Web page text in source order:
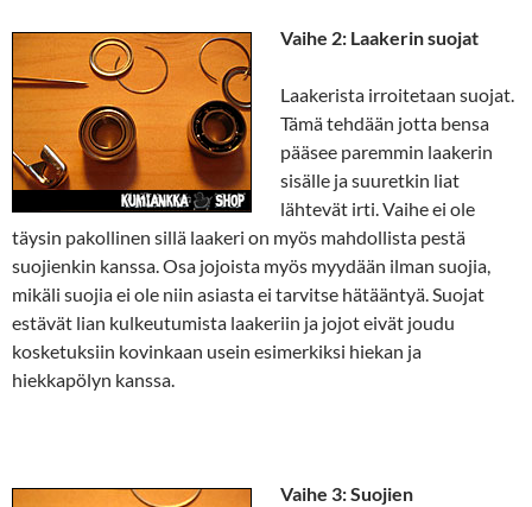
Vaihe 2: Laakerin suojat
Laakerista irroitetaan suojat.
Tämä tehdään jotta bensa
pääsee paremmin laakerin
sisälle ja suuretkin liat
lähtevät irti. Vaihe ei ole
täysin pakollinen sillä laakeri on myös mahdollista pestä
suojienkin kanssa. Osa jojoista myös myydään ilman suojia,
mikäli suojia ei ole niin asiasta ei tarvitse hätääntyä. Suojat
estävät lian kulkeutumista laakeriin ja jojot eivät joudu
kosketuksiin kovinkaan usein esimerkiksi hiekan ja
hiekkapölyn kanssa.
Vaihe 3: Suojien